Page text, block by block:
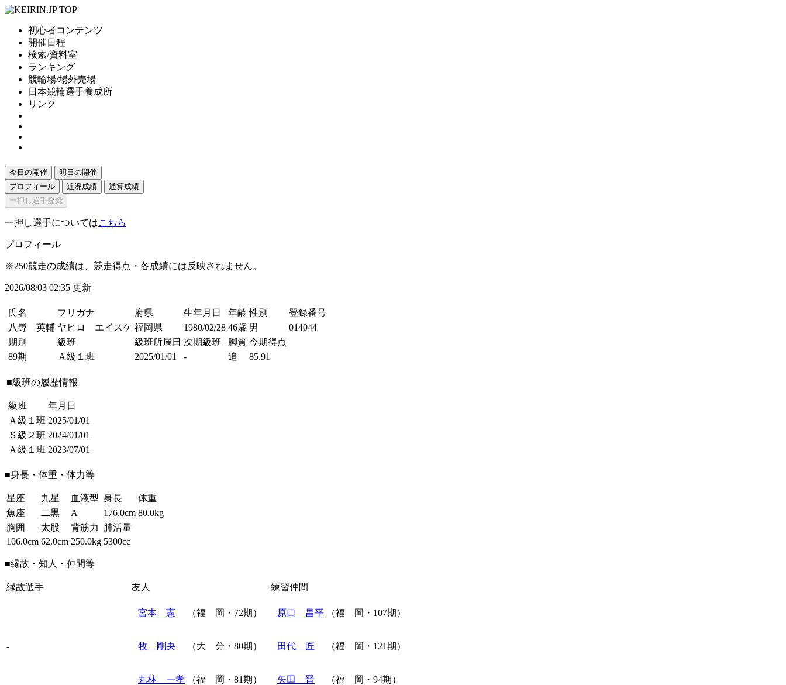
初心者コンテンツ
開催日程
検索/資料室
ランキング
競輪場/場外売場
日本競輪選手養成所
リンク
今日の開催
明日の開催
プロフィール
近況成績
通算成績
一押し選手登録
一押し選手についてはこちら
プロフィール
※250競走の成績は、競走得点・各成績には反映されません。
2026/08/03 02:35 更新
氏名 フリガナ 府県 生年月日 年齢 性別
登録番号
八尋 英輔 ヤヒロ エイスケ 福岡県 1980/02/28 46歳 男
014044
期別
級班 級班所属日 次期級班 脚質 今期得点
89期
Ａ級１班 2025/01/01 - 追 85.91
■級班の履歴情報
級班
年月日
Ａ級１班 2025/01/01
Ｓ級２班 2024/01/01
Ａ級１班 2023/07/01
■身長・体重・体力等
星座 九星 血液型 身長
体重
魚座
二黒 A 176.0cm 80.0kg
胸囲
太股 背筋力
肺活量
106.0cm 62.0cm 250.0kg 5300cc
■縁故・知人・仲間等
縁故選手 友人 練習仲間
-
宮本 憲 （福 岡・72期）
牧 剛央 （大 分・80期）
丸林 一孝 （福 岡・81期）
原口 昌平 （福 岡・107期）
田代 匠 （福 岡・121期）
矢田 晋 （福 岡・94期）